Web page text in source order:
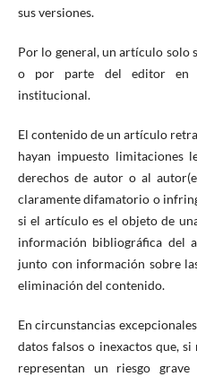
sus versiones.
Por lo general, un artículo solo
o por parte del editor en
institucional.
El contenido de un artículo
hayan impuesto limitaciones
derechos de autor o al
claramente difamatorio o
si el artículo es el objeto de
información bibliográfica del
junto con información sobre
eliminación del contenido.
En circunstancias
datos falsos o inexactos que,
representan un riesgo